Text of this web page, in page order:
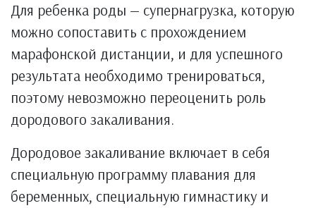
Для ребенка роды — супернагрузка, которую
можно сопоставить с прохождением
марафонской дистанции, и для успешного
результата необходимо тренироваться,
поэтому невозможно переоценить роль
дородового закаливания.
Дородовое закаливание включает в себя
специальную программу плавания для
беременных, специальную гимнастику и